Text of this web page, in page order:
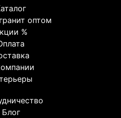
оптом
%
Блог